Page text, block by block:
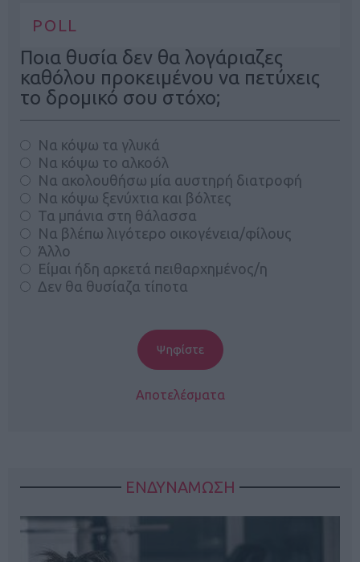
POLL
Ποια θυσία δεν θα λογάριαζες
καθόλου προκειμένου να πετύχεις
το δρομικό σου στόχο;
Να κόψω τα γλυκά
Να κόψω το αλκοόλ
Να ακολουθήσω μία αυστηρή διατροφή
Να κόψω ξενύχτια και βόλτες
Τα μπάνια στη θάλασσα
Να βλέπω λιγότερο οικογένεια/φίλους
Άλλο
Είμαι ήδη αρκετά πειθαρχημένος/η
Δεν θα θυσίαζα τίποτα
Αποτελέσματα
ΕΝΔΥΝΑΜΩΣΗ